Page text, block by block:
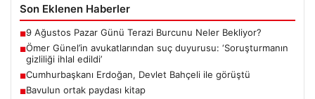
Son Eklenen Haberler
■9 Ağustos Pazar Günü Terazi Burcunu Neler Bekliyor?
■Ömer Günel’in avukatlarından suç duyurusu: ‘Soruşturmanın
gizliliği ihlal edildi’
■Cumhurbaşkanı Erdoğan, Devlet Bahçeli ile görüştü
■Bavulun ortak paydası kitap